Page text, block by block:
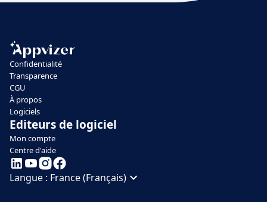
Confidentialité
Transparence
CGU
À propos
Logiciels
Editeurs de logiciel
Mon compte
Centre d'aide
Langue : France (Français)